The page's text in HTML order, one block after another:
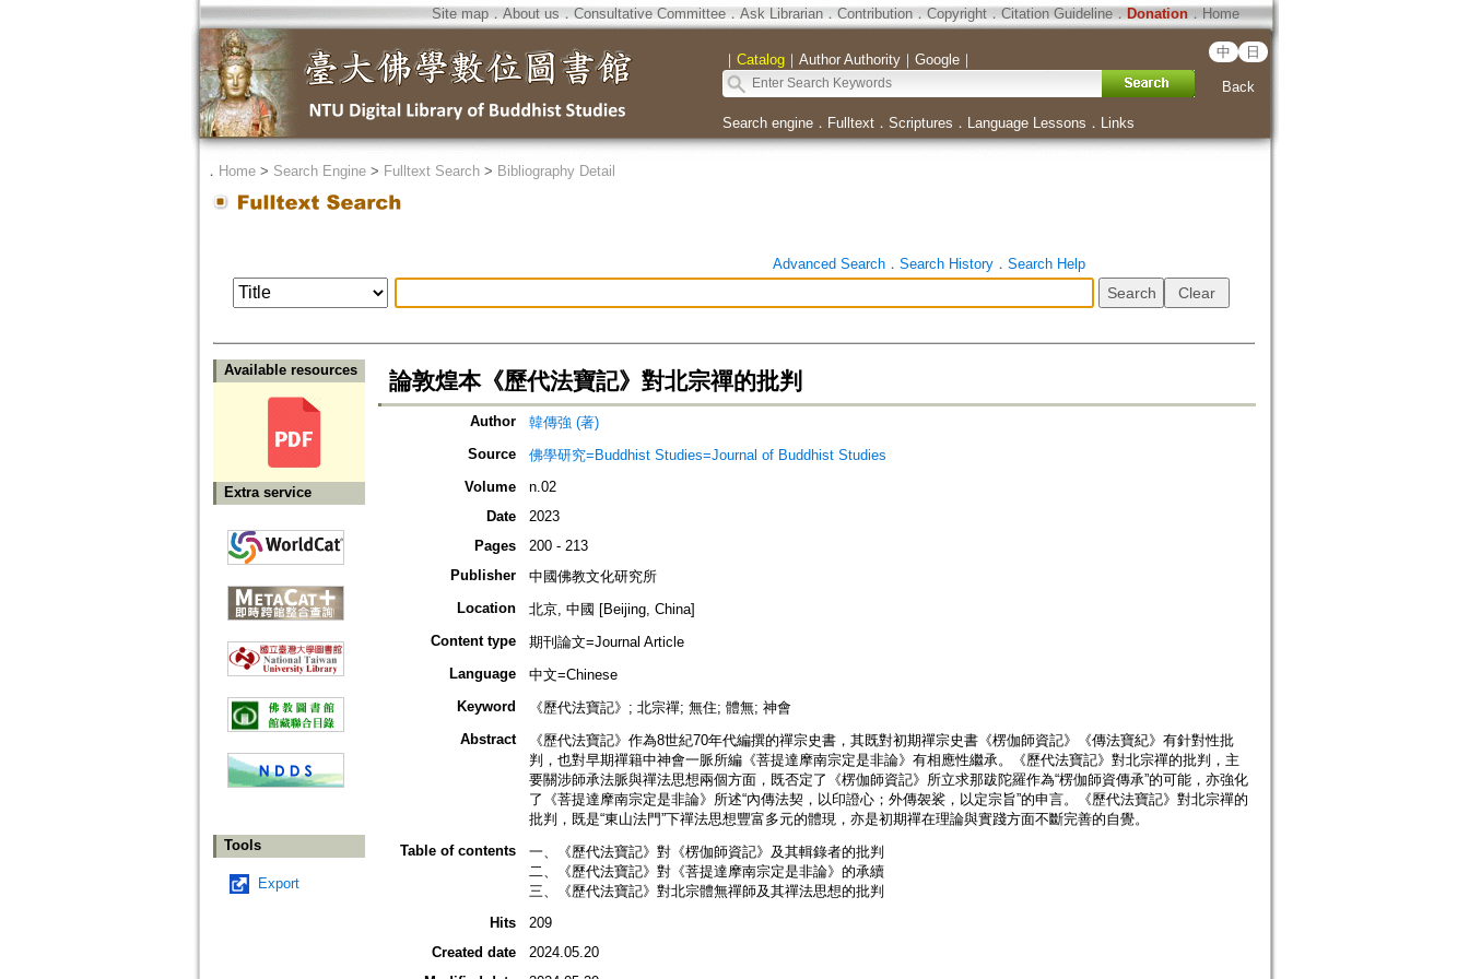
Site map．About us ． Consultative Committee． Ask Librarian． Contribution．Copyright．Citation Guideline． Donation．Home
｜ Catalog｜ Author Authority｜ Google｜ 中 日
Back
Search engine． Fulltext． Scriptures ． Language Lessons ． Links
． Home> Search Engine> Fulltext Search> Bibliography Detail
Advanced Search． Search History． Search Help
Available resources
Extra service
Tools
Export
論敦煌本《歷代法寶記》對北宗禪的批判
Author
韓傳強 (著)
Source
佛學研究=Buddhist Studies=Journal of Buddhist Studies
Volume
n.02
Date
2023
Pages
200 - 213
Publisher
中國佛教文化研究所
Location
北京, 中國 [Beijing, China]
Content type
期刊論文=Journal Article
Language
中文=Chinese
Keyword
《歷代法寶記》; 北宗禪; 無住; 體無; 神會
Abstract
《歷代法寶記》作為8世紀70年代編撰的禪宗史書，其既對初期禪宗史書《楞伽師資記》《傳法寶紀》有針對性批
判，也對早期禪籍中神會一脈所編《菩提達摩南宗定是非論》有相應性繼承。《歷代法寶記》對北宗禪的批判，主
要關涉師承法脈與禪法思想兩個方面，既否定了《楞伽師資記》所立求那跋陀羅作為“楞伽師資傳承”的可能，亦強化
了《菩提達摩南宗定是非論》所述“內傳法契，以印證心；外傳袈裟，以定宗旨”的申言。《歷代法寶記》對北宗禪的
批判，既是“東山法門”下禪法思想豐富多元的體現，亦是初期禪在理論與實踐方面不斷完善的自覺。
Table of contents
一、《歷代法寶記》對《楞伽師資記》及其輯錄者的批判
二、《歷代法寶記》對《菩提達摩南宗定是非論》的承續
三、《歷代法寶記》對北宗體無禪師及其禪法思想的批判
Hits
209
Created date
2024.05.20